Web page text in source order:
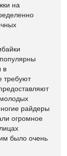
на
в
требуют
райдеры
огромное
было очень